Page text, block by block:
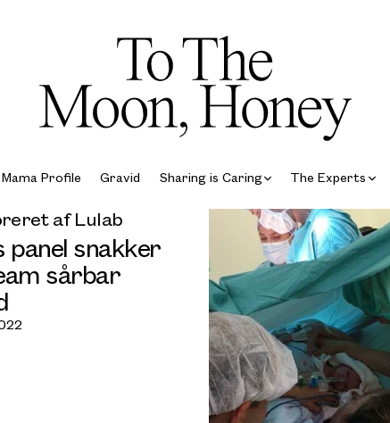
Mama Profile Gravid Sharing is Caring The Experts
af Lulab
panel snakker
sårbar